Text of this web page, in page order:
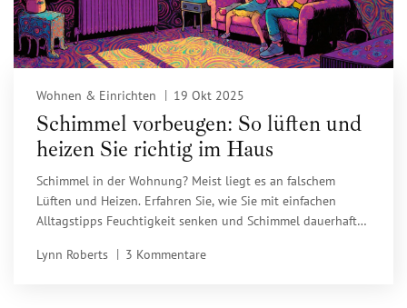
Wohnen & Einrichten 19 Okt 2025
Schimmel vorbeugen: So lüften und
heizen Sie richtig im Haus
Schimmel in der Wohnung? Meist liegt es an falschem
Lüften und Heizen. Erfahren Sie, wie Sie mit einfachen
Alltagstipps Feuchtigkeit senken und Schimmel dauerhaft
Lynn Roberts
3 Kommentare